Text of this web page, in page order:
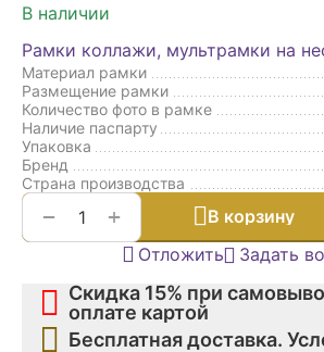
В наличии
Рамки коллажи, мультрамки на
Материал рамки
Размещение рамки
Количество фото в рамке
Наличие паспарту
Упаковка
Бренд
Страна производства
+
−
В корзину
Отложить
Задать
Скидка 15% при
оплате картой
Бесплатная доставка.